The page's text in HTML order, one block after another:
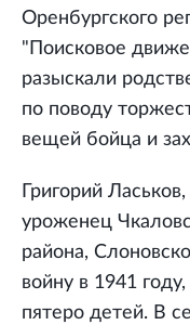
Оренбургского
"Поисковое
разыскали
по поводу
вещей бойца и
Григорий
уроженец
района,
войну в 1941
пятеро детей. В